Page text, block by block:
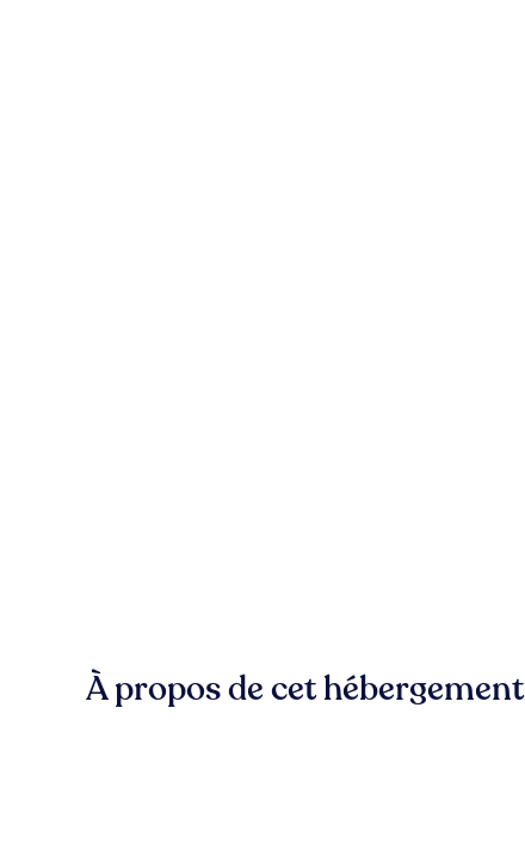
À propos de cet hébergement